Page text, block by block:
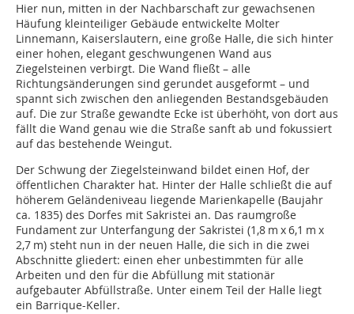
Hier nun, mitten in der Nachbarschaft zur gewachsenen
Häufung kleinteiliger Gebäude entwickelte Molter
Linnemann, Kaiserslautern, eine große Halle, die sich hinter
einer hohen, elegant geschwungenen Wand aus
Ziegelsteinen verbirgt. Die Wand fließt – alle
Richtungsänderungen sind gerundet ausgeformt – und
spannt sich zwischen den anliegenden Bestandsgebäuden
auf. Die zur Straße gewandte Ecke ist überhöht, von dort aus
fällt die Wand genau wie die Straße sanft ab und fokussiert
auf das bestehende Weingut.
Der Schwung der Ziegelsteinwand bildet einen Hof, der
öffentlichen Charakter hat. Hinter der Halle schließt die auf
höherem Geländeniveau liegende Marienkapelle (Baujahr
ca. 1835) des Dorfes mit Sakristei an. Das raumgroße
Fundament zur Unterfangung der Sakristei (1,8 m x 6,1 m x
2,7 m) steht nun in der neuen Halle, die sich in die zwei
Abschnitte gliedert: einen eher unbestimmten für alle
Arbeiten und den für die Abfüllung mit stationär
aufgebauter Abfüllstraße. Unter einem Teil der Halle liegt
ein Barrique-Keller.